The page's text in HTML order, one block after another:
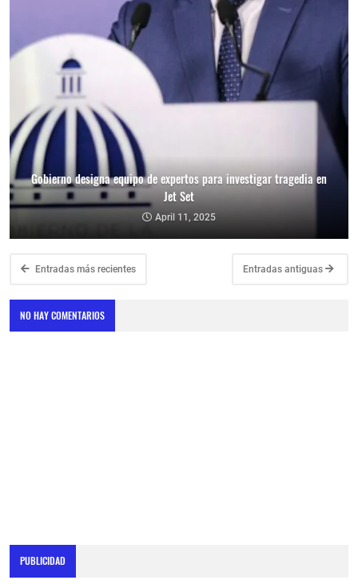
Gobierno designa equipo de expertos para investigar tragedia en
Jet Set
April 11, 2025
Entradas más recientes Entradas antiguas
NO HAY COMENTARIOS
PUBLICIDAD